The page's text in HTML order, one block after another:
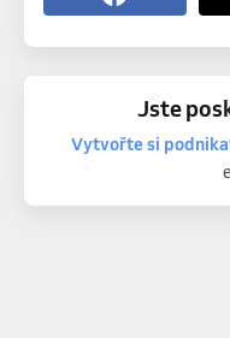
Jste
Vytvořte si